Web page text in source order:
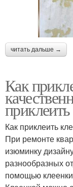
читать дальше →
Как
Как приклеить
При ремонте
изюминку
разнообразных
помощью клеенки